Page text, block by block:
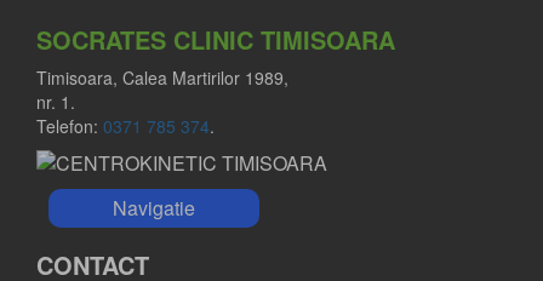
SOCRATES CLINIC TIMISOARA
Timisoara, Calea Martirilor 1989,
nr. 1.
Telefon: 0371 785 374.
Navigatie
CONTACT